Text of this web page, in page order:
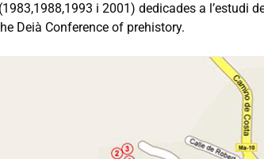
i 2001) dedicades a l’estudi
Deià Conference of prehistory.